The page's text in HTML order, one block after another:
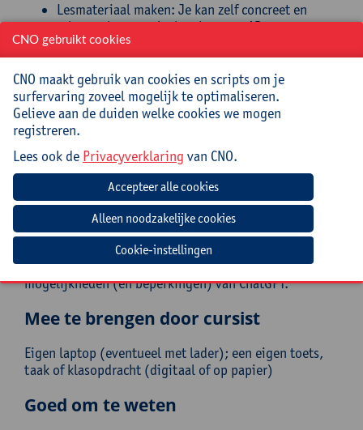
Lesmateriaal maken: Je kan zelf concreet en
relevant lesmateriaal maken met AI-
ondersteuning.
Verbeteren van de output: Je kan via een
structuur werken aan betere verwerking van
input en output voor docenten en studenten.
AI- en schoolbeleid: Je kan de eerste stappen
zetten naar het formuleren van een
Doelgroep
Leraren, directeurs, (graad)coördinatoren,
leerlingenbegeleiders, pedagogische ICT-
coördinatoren uit alle niveaus, kortom iedereen uit
het onderwijsveld die zicht wil krijgen op de
mogelijkheden (en beperkingen) van ChatGPT.
Mee te brengen door cursist
Eigen laptop (eventueel met lader); een eigen toets,
taak of klasopdracht (digitaal of op papier)
Goed om te weten
CNO gebruikt cookies
CNO maakt gebruik van cookies en scripts om je
surfervaring zoveel mogelijk te optimaliseren.
Gelieve aan de duiden welke cookies we mogen
registreren.
Lees ook de Privacyverklaring van CNO.
Cookie-instellingen